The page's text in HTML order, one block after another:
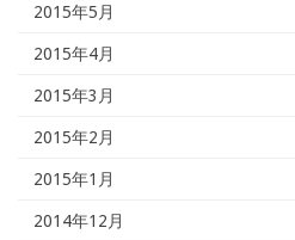
2015年5月
2015年4月
2015年3月
2015年2月
2015年1月
2014年12月